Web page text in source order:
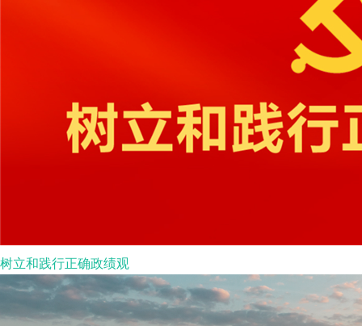
树立和践行正确政绩观